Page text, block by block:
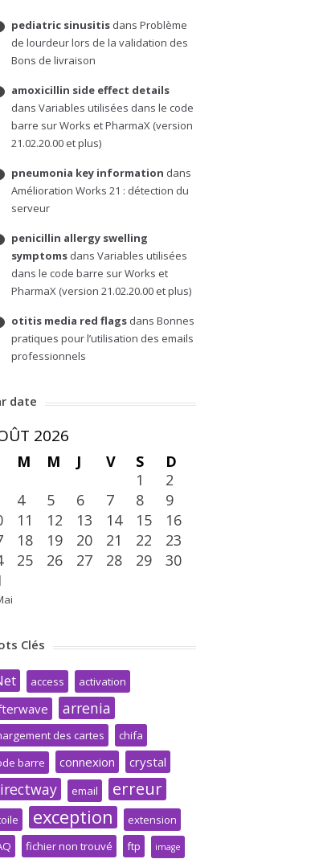
pediatric sinusitisdans Problème
de lourdeur lors de la validation des
Bons de livraison
amoxicillin side effect details
dans Variables utilisées dans le code
barre sur Works et PharmaX (version
21.02.20.00 et plus)
pneumonia key information dans
Amélioration Works 21 : détection du
serveur
penicillin allergy swelling
symptomsdans Variables utilisées
dans le code barre sur Works et
PharmaX (version 21.02.20.00 et plus)
otitis media red flagsdans Bonnes
pratiques pour l’utilisation des emails
professionnels
date
2026
M M J V S
D
1
2
4 5 6 7 8
9
11 12 13 14 15
16
18 19 20 21 22
23
25 26 27 28 29
30
Clés
access activation
arrenia
des cartes
chifa
barre
connexion crystal
email erreur
exception
extension
fichier non trouvé ftp image